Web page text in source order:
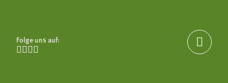
Folge uns auf:

